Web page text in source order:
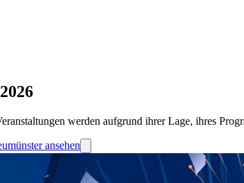
werden aufgrund ihrer Lage, ihres
ansehen